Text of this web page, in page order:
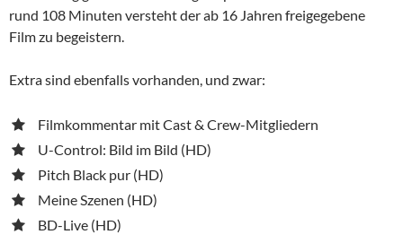
rund 108 Minuten versteht der ab 16 Jahren freigegebene
Film zu begeistern.
Extra sind ebenfalls vorhanden, und zwar:
Filmkommentar mit Cast & Crew-Mitgliedern
U-Control: Bild im Bild (HD)
Pitch Black pur (HD)
Meine Szenen (HD)
BD-Live (HD)